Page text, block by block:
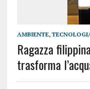
AMBIENTE,
Ragazza
trasforma